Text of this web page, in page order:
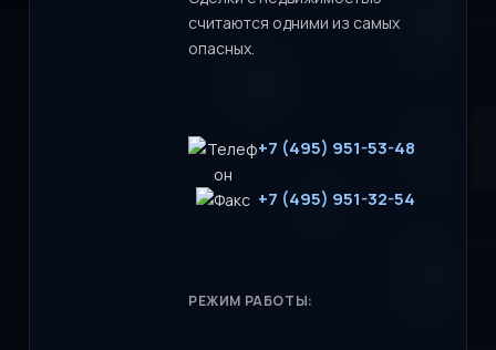
считаются одними из самых
опасных.
+7 (495) 951-53-48
+7 (495) 951-32-54
РЕЖИМ РАБОТЫ: